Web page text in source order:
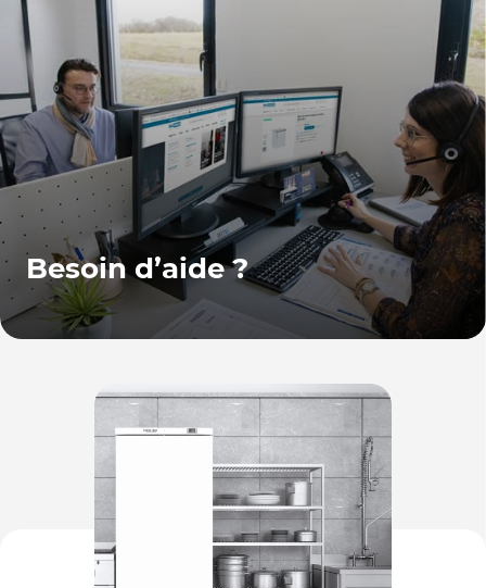
Besoin d’aide ?